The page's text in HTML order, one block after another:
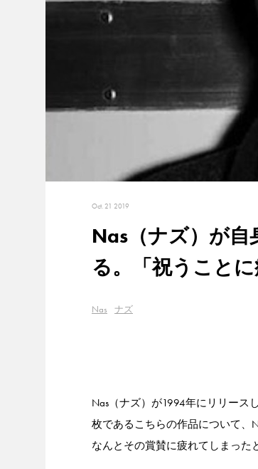
Oct. 21 2019
Nas（ナズ）が
る。「祝うこと
Nas ナズ
Nas（ナズ）が1994年にリリース
枚であるこちらの作品について、
なんとその賞賛に疲れてしまった